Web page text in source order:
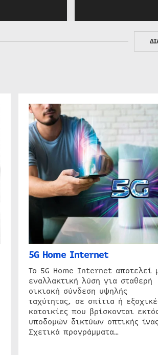
5G Home Internet
Το 5G Home Internet αποτελεί
εναλλακτική λύση για σταθερή
οικιακή σύνδεση υψηλής
ταχύτητας, σε σπίτια ή
κατοικίες που βρίσκονται
υποδομών δικτύων οπτικής
Σχετικά προγράμματα…